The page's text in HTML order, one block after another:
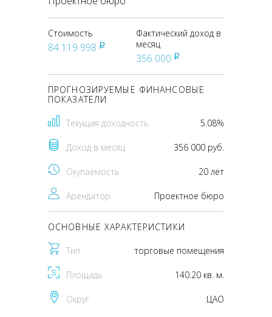
Стоимость
84 119 998 pуб
Фактический доход в
месяц
356 000 pуб
ПРОГНОЗИРУЕМЫЕ ФИНАНСОВЫЕ
ПОКАЗАТЕЛИ
Текущая доходность 5.08%
Доход в месяц 356 000 руб.
Окупаемость 20 лет
Арендатор Проектное бюро
ОСНОВНЫЕ ХАРАКТЕРИСТИКИ
Тип торговые помещения
Площадь 140.20 кв. м.
Округ ЦАО